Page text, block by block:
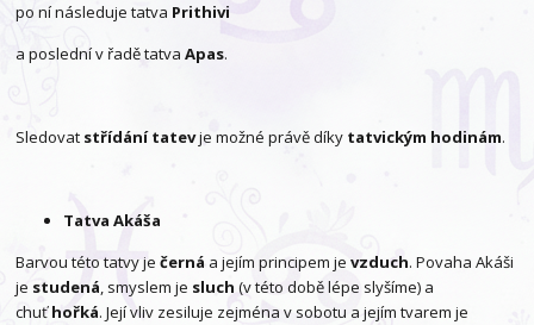
po ní následuje tatva Prithivi
a poslední v řadě tatvaApas.
Sledovat střídání tatevje možné právě díky tatvickým hodinám.
Tatva Akáša
Barvou této tatvy ječerná a jejím principem jevzduch. Povaha Akáši
je studená, smyslem je sluch (v této době lépe slyšíme) a
chuťhořká. Její vliv zesiluje zejména v sobotu a jejím tvarem je